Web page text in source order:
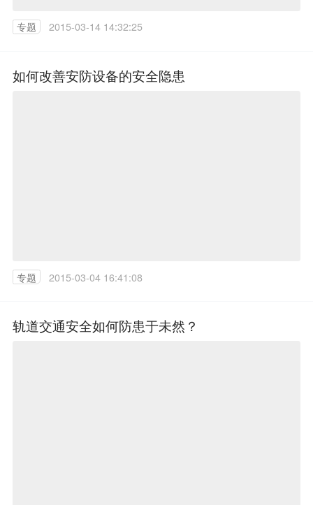
专题 2015-03-14 14:32:25
如何改善安防设备的安全隐患
专题 2015-03-04 16:41:08
轨道交通安全如何防患于未然？